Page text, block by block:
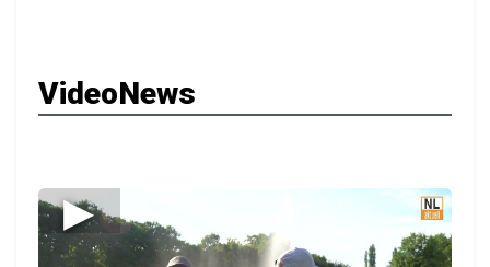
VideoNews
▶